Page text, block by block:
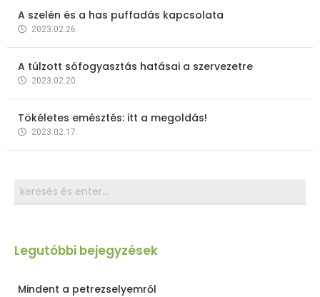
A szelén és a has puffadás kapcsolata
2023.02.26.
A túlzott sófogyasztás hatásai a szervezetre
2023.02.20.
Tökéletes emésztés: itt a megoldás!
2023.02.17.
Legutóbbi bejegyzések
Mindent a petrezselyemről